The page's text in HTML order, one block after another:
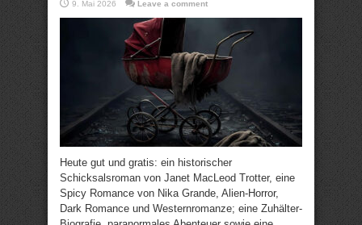
9. Mai 2026 Leave a comment
Heute gut und gratis: ein historischer
Schicksalsroman von Janet MacLeod Trotter, eine
Spicy Romance von Nika Grande, Alien-Horror,
Dark Romance und Westernromanze; eine Zuhälter-